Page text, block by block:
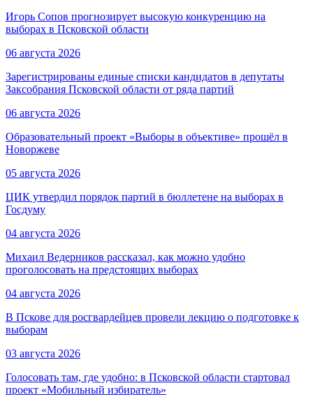
Игорь Сопов прогнозирует высокую конкуренцию на
выборах в Псковской области
06 августа 2026
Зарегистрированы единые списки кандидатов в депутаты
Заксобрания Псковской области от ряда партий
06 августа 2026
Образовательный проект «Выборы в объективе» прошёл в
Новоржеве
05 августа 2026
ЦИК утвердил порядок партий в бюллетене на выборах в
Госдуму
04 августа 2026
Михаил Ведерников рассказал, как можно удобно
проголосовать на предстоящих выборах
04 августа 2026
В Пскове для росгвардейцев провели лекцию о подготовке к
выборам
03 августа 2026
Голосовать там, где удобно: в Псковской области стартовал
проект «Мобильный избиратель»